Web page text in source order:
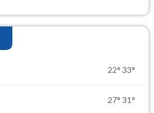
22° 33°
27° 31°